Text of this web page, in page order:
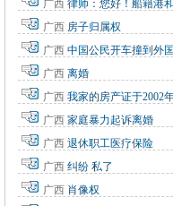
广西 律师：您好！船籍港
广西 房子归属权
广西 中国公民开车撞到外
广西 离婚
广西 我家的房产证于2002
广西 家庭暴力起诉离婚
广西 退休职工医疗保险
广西 纠纷 私了
广西 肖像权